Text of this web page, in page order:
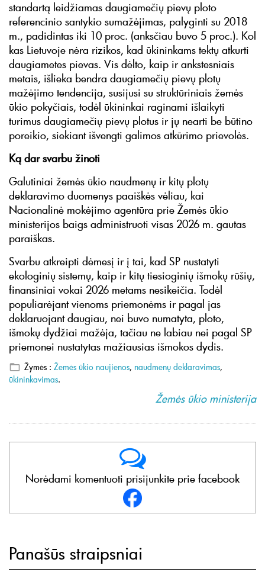
standartą leidžiamas daugiamečių pievų ploto
referencinio santykio sumažėjimas, palyginti su 2018
m., padidintas iki 10 proc. (anksčiau buvo 5 proc.). Kol
kas Lietuvoje nėra rizikos, kad ūkininkams tektų atkurti
daugiametes pievas. Vis dėlto, kaip ir ankstesniais
metais, išlieka bendra daugiamečių pievų plotų
mažėjimo tendencija, susijusi su struktūriniais žemės
ūkio pokyčiais, todėl ūkininkai raginami išlaikyti
turimus daugiamečių pievų plotus ir jų nearti be būtino
poreikio, siekiant išvengti galimos atkūrimo prievolės.
Ką dar svarbu žinoti
Galutiniai žemės ūkio naudmenų ir kitų plotų
deklaravimo duomenys paaiškės vėliau, kai
Nacionalinė mokėjimo agentūra prie Žemės ūkio
ministerijos baigs administruoti visas 2026 m. gautas
paraiškas.
Svarbu atkreipti dėmesį ir į tai, kad SP nustatyti
ekologinių sistemų, kaip ir kitų tiesioginių išmokų rūšių,
finansiniai vokai 2026 metams nesikeičia. Todėl
populiarėjant vienoms priemonėms ir pagal jas
deklaruojant daugiau, nei buvo numatyta, ploto,
išmokų dydžiai mažėja, tačiau ne labiau nei pagal SP
priemonei nustatytas mažiausias išmokos dydis.
Žymės : Žemės ūkio naujienos, naudmenų deklaravimas,
ūkininkavimas.
Žemės ūkio ministerija
Norėdami komentuoti prisijunkite prie facebook
Panašūs straipsniai